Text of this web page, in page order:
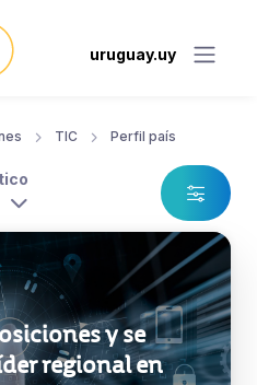
uruguay.uy
TIC Perfil país
y se
regional en